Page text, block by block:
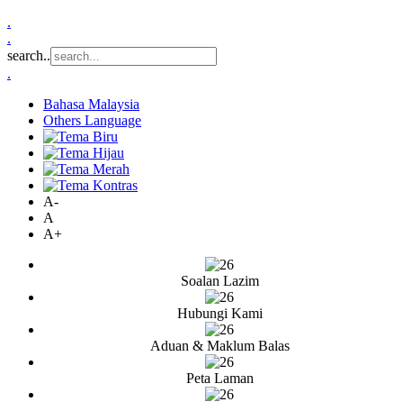
.
.
search..
.
Bahasa Malaysia
Others Language
A-
A
A+
Soalan Lazim
Hubungi Kami
Aduan & Maklum Balas
Peta Laman